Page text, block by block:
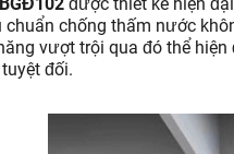
chuẩn chống thấm nước
vượt trội qua đó thể
đối.